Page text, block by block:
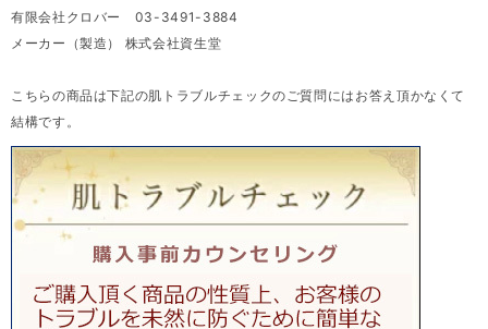
有限会社クロバー 03-3491-3884
メーカー（製造） 株式会社資生堂
こちらの商品は下記の肌トラブルチェックのご質問にはお答え頂かなくて
結構です。